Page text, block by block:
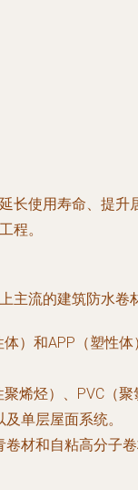
长使用寿命、提
程。
主流的建筑防水卷
体）和APP（塑性
聚烯烃）、PVC（
单层屋面系统。
卷材和自粘高分子